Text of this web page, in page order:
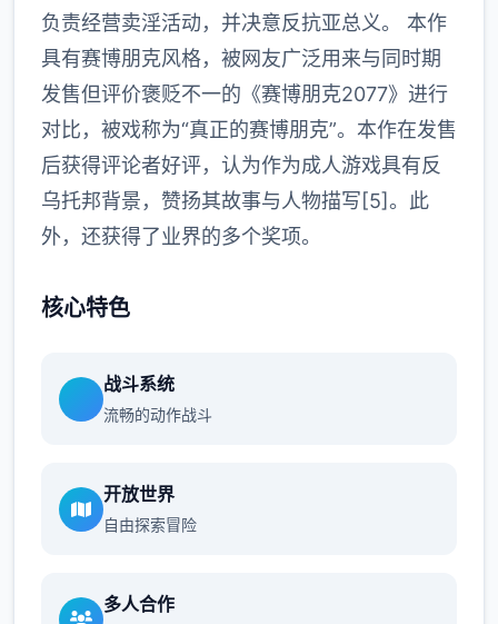
负责经营卖淫活动，并决意反抗亚总义。 本作
具有赛博朋克风格，被网友广泛用来与同时期
发售但评价褒贬不一的《赛博朋克2077》进行
对比，被戏称为“真正的赛博朋克”。本作在发售
后获得评论者好评，认为作为成人游戏具有反
乌托邦背景，赞扬其故事与人物描写[5]。此
外，还获得了业界的多个奖项。
核心特色
战斗系统
流畅的动作战斗
开放世界
自由探索冒险
多人合作